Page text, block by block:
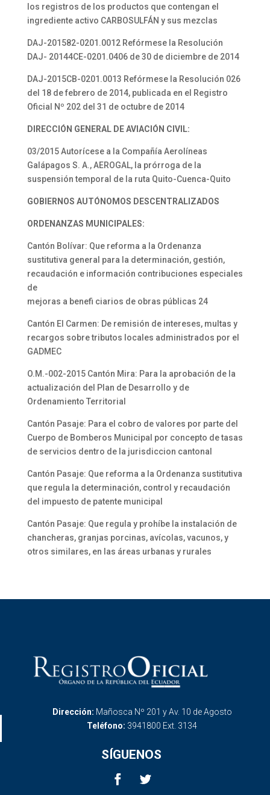
los registros de los productos que contengan el
ingrediente activo CARBOSULFÁN y sus mezclas
DAJ-201582-0201.0012 Refórmese la Resolución
DAJ- 20144CE-0201.0406 de 30 de diciembre de 2014
DAJ-2015CB-0201.0013 Refórmese la Resolución 026
del 18 de febrero de 2014, publicada en el Registro
Oficial Nº 202 del 31 de octubre de 2014
DIRECCIÓN GENERAL DE AVIACIÓN CIVIL:
03/2015 Autorícese a la Compañía Aerolíneas
Galápagos S. A., AEROGAL, la prórroga de la
suspensión temporal de la ruta Quito-Cuenca-Quito
GOBIERNOS AUTÓNOMOS DESCENTRALIZADOS
ORDENANZAS MUNICIPALES:
Cantón Bolívar: Que reforma a la Ordenanza
sustitutiva general para la determinación, gestión,
recaudación e información contribuciones especiales
de
mejoras a benefi ciarios de obras públicas 24
Cantón El Carmen: De remisión de intereses, multas y
recargos sobre tributos locales administrados por el
GADMEC
O.M.-002-2015 Cantón Mira: Para la aprobación de la
actualización del Plan de Desarrollo y de
Ordenamiento Territorial
Cantón Pasaje: Para el cobro de valores por parte del
Cuerpo de Bomberos Municipal por concepto de tasas
de servicios dentro de la jurisdiccion cantonal
Cantón Pasaje: Que reforma a la Ordenanza sustitutiva
que regula la determinación, control y recaudación
del impuesto de patente municipal
Cantón Pasaje: Que regula y prohíbe la instalación de
chancheras, granjas porcinas, avícolas, vacunos, y
otros similares, en las áreas urbanas y rurales
Dirección: Mañosca Nº 201 y Av. 10 de Agosto
Teléfono: 3941800 Ext. 3134
SÍGUENOS